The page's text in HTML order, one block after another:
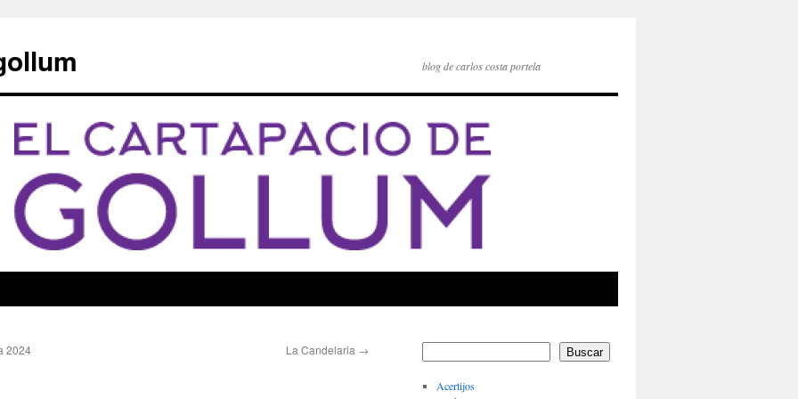
blog de carlos costa portela
2024 La Candelaria → Buscar
Acertijos